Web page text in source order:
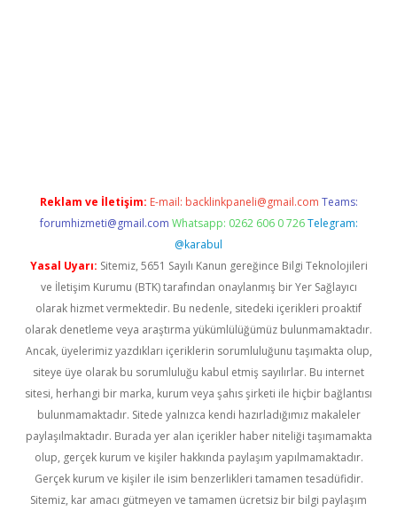
Reklam ve İletişim: E-mail: backlinkpaneli@gmail.com Teams:
forumhizmeti@gmail.com Whatsapp: 0262 606 0 726 Telegram:
@karabul
Yasal Uyarı: Sitemiz, 5651 Sayılı Kanun gereğince Bilgi Teknolojileri
ve İletişim Kurumu (BTK) tarafından onaylanmış bir Yer Sağlayıcı
olarak hizmet vermektedir. Bu nedenle, sitedeki içerikleri proaktif
olarak denetleme veya araştırma yükümlülüğümüz bulunmamaktadır.
Ancak, üyelerimiz yazdıkları içeriklerin sorumluluğunu taşımakta olup,
siteye üye olarak bu sorumluluğu kabul etmiş sayılırlar. Bu internet
sitesi, herhangi bir marka, kurum veya şahıs şirketi ile hiçbir bağlantısı
bulunmamaktadır. Sitede yalnızca kendi hazırladığımız makaleler
paylaşılmaktadır. Burada yer alan içerikler haber niteliği taşımamakta
olup, gerçek kurum ve kişiler hakkında paylaşım yapılmamaktadır.
Gerçek kurum ve kişiler ile isim benzerlikleri tamamen tesadüfidir.
Sitemiz, kar amacı gütmeyen ve tamamen ücretsiz bir bilgi paylaşım